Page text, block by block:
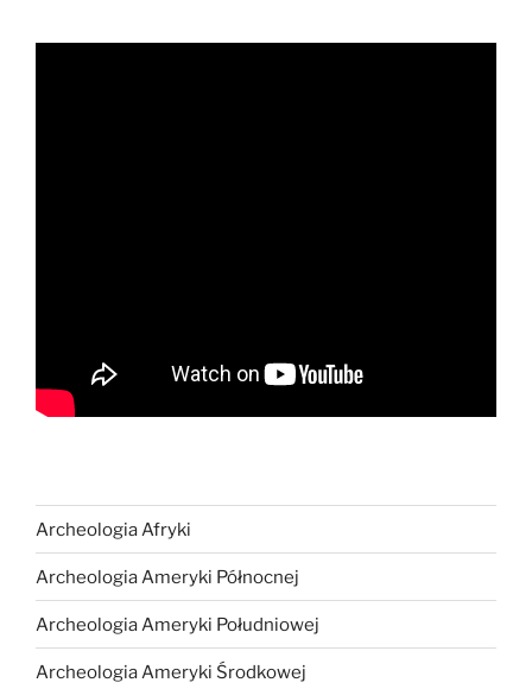
Archeologia Afryki
Archeologia Ameryki Północnej
Archeologia Ameryki Południowej
Archeologia Ameryki Środkowej